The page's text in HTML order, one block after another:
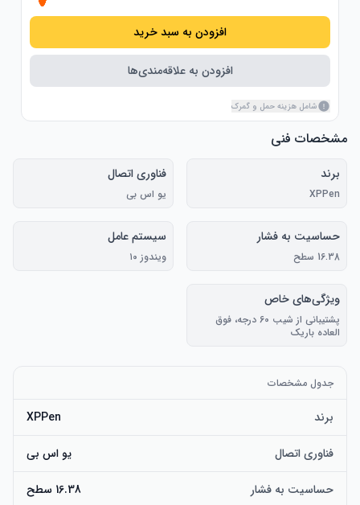
افزودن به سبد خرید
افزودن به علاقه‌مندی‌ها
شامل هزینه حمل و گمرک
مشخصات فنی
برند
XPPen
فناوری اتصال
یو اس بی
حساسیت به فشار
16.38 سطح
سیستم عامل
ویندوز ۱۰
ویژگی‌های خاص
پشتیبانی از شیب 60 درجه، فوق
العاده باریک
جدول مشخصات
برند XPPen
فناوری اتصال یو اس بی
حساسیت به فشار 16.38 سطح